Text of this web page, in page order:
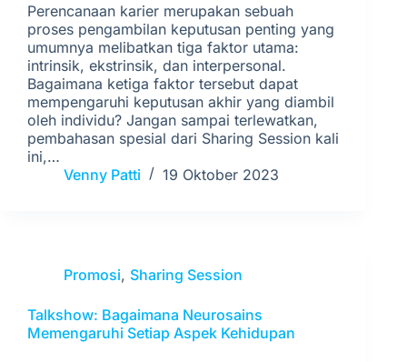
Perencanaan karier merupakan sebuah
proses pengambilan keputusan penting yang
umumnya melibatkan tiga faktor utama:
intrinsik, ekstrinsik, dan interpersonal.
Bagaimana ketiga faktor tersebut dapat
mempengaruhi keputusan akhir yang diambil
oleh individu? Jangan sampai terlewatkan,
pembahasan spesial dari Sharing Session kali
ini,…
Venny Patti
19 Oktober 2023
Promosi, Sharing Session
Talkshow: Bagaimana Neurosains
Memengaruhi Setiap Aspek Kehidupan